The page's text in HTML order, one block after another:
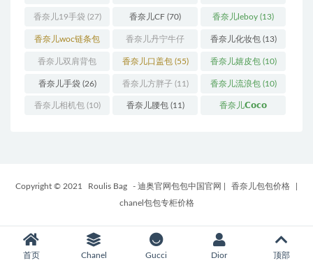
(19)
香奈儿19手袋 (27) 香奈儿CF (70) 香奈儿leboy (13)
香奈儿woc链条包
(11)
香奈儿丹宁牛仔
(12)
香奈儿化妆包(13)
香奈儿双肩背包
(13)
香奈儿口盖包(55) 香奈儿嬉皮包(10)
香奈儿手袋(26) 香奈儿方胖子(11) 香奈儿流浪包(10)
香奈儿相机包(10) 香奈儿腰包(11) 香奈儿𝗖𝗼𝗰𝗼
Copyright © 2021 Roulis Bag - 迪奥官网包包中国官网 香奈儿包包价格
chanel包包专柜价格
首页 Chanel Gucci Dior 顶部